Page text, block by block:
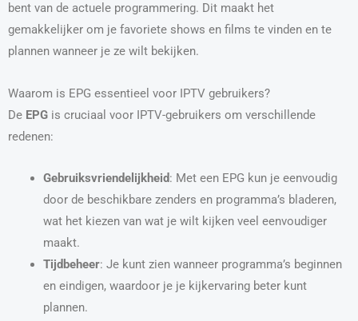
bent van de actuele programmering. Dit maakt het
gemakkelijker om je favoriete shows en films te vinden en te
plannen wanneer je ze wilt bekijken.
Waarom is EPG essentieel voor IPTV gebruikers?
De EPG is cruciaal voor IPTV-gebruikers om verschillende
redenen:
Gebruiksvriendelijkheid: Met een EPG kun je eenvoudig
door de beschikbare zenders en programma’s bladeren,
wat het kiezen van wat je wilt kijken veel eenvoudiger
maakt.
Tijdbeheer: Je kunt zien wanneer programma’s beginnen
en eindigen, waardoor je je kijkervaring beter kunt
plannen.